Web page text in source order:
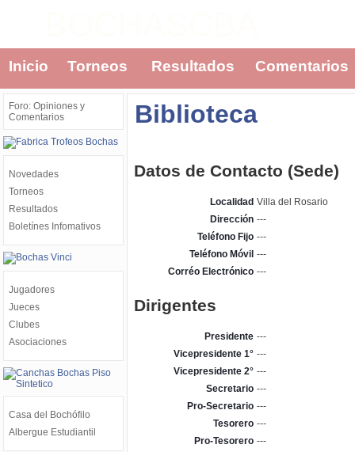
Inicio Torneos Resultados Comentarios
Foro: Opiniones y
Comentarios
Novedades
Torneos
Resultados
Boletínes Infomativos
Jugadores
Jueces
Clubes
Asociaciones
Casa del Bochófilo
Albergue Estudiantil
Biblioteca
Datos de Contacto (Sede)
Localidad Villa del Rosario
Dirección ---
Teléfono Fijo ---
Teléfono Móvil ---
Corréo Electrónico ---
Dirigentes
Presidente ---
Vicepresidente 1° ---
Vicepresidente 2° ---
Secretario ---
Pro-Secretario ---
Tesorero ---
Pro-Tesorero ---